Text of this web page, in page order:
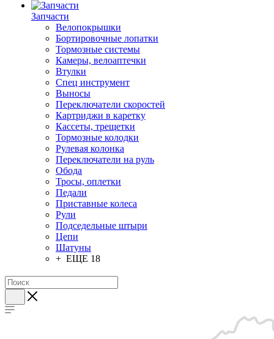
Запчасти
Велопокрышки
Бортировочные лопатки
Тормозные системы
Камеры, велоаптечки
Втулки
Спец инструмент
Выносы
Переключатели скоростей
Картриджи в каретку
Кассеты, трещетки
Тормозные колодки
Рулевая колонка
Переключатели на руль
Обода
Тросы, оплетки
Педали
Приставные колеса
Рули
Подседельные штыри
Цепи
Шатуны
+ ЕЩЕ 18